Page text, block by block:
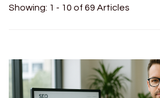
Showing: 1 - 10 of 69 Articles